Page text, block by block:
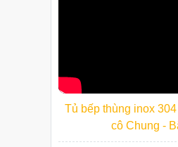
Tủ bếp thùng inox
cô Chung -